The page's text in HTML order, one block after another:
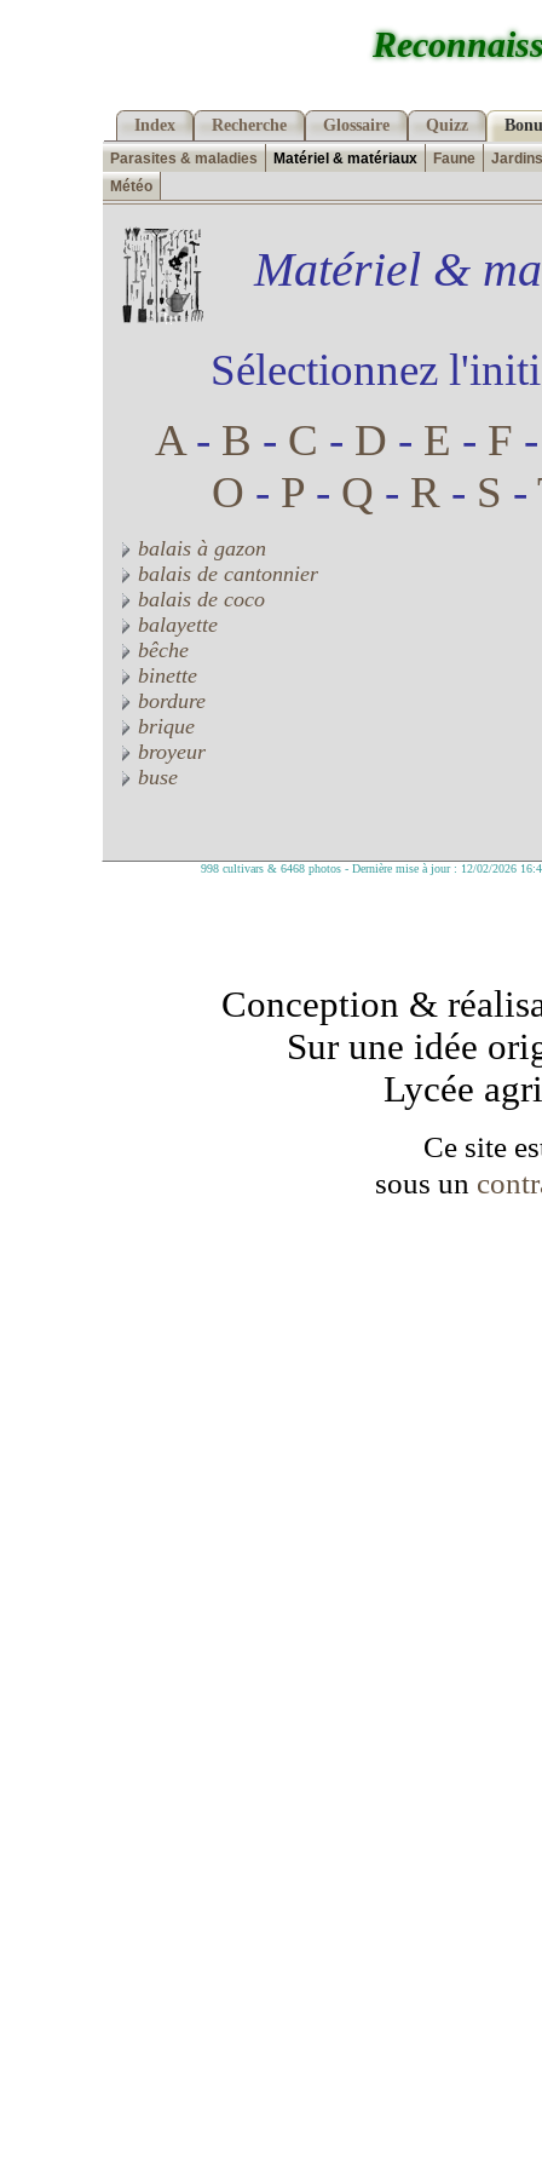
Index Recherche Glossaire Quizz
Parasites & maladies Matériel & matériaux Faune
Jardins
Météo
Matériel &
Sélectionnez
A- B - C - D - E - F
O - P - Q - R - S -
balais à gazon
balais de cantonnier
balais de coco
balayette
bêche
binette
bordure
brique
broyeur
buse
998 cultivars & 6468 photos - Dernière mise à jour : 12/02/2026
Conception &
Sur une idée
Lycée
Ce site
sous un